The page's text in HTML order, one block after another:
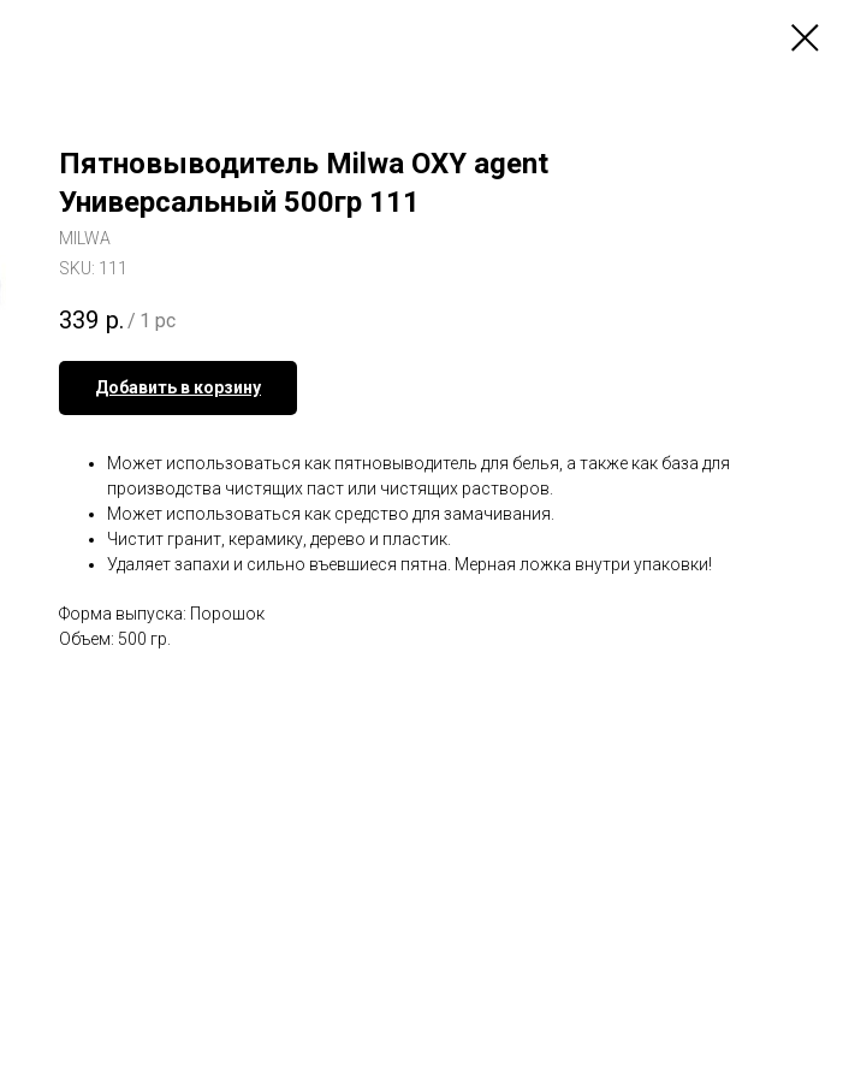
Пятновыводитель Milwa OXY agent
Универсальный 500гр 111
MILWA
SKU: 111
339 р. / 1 pc
Добавить в корзину
Может использоваться как пятновыводитель для белья, а также как база для
производства чистящих паст или чистящих растворов.
Может использоваться как средство для замачивания.
Чистит гранит, керамику, дерево и пластик.
Удаляет запахи и сильно въевшиеся пятна. Мерная ложка внутри упаковки!
Форма выпуска: Порошок
Объем: 500 гр.